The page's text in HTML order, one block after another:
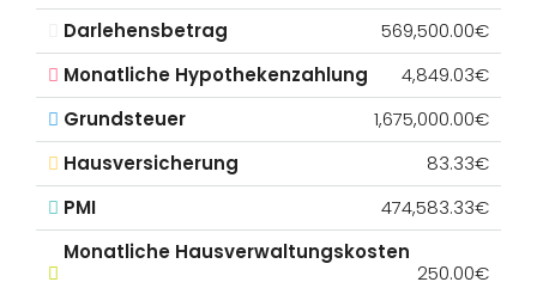
Darlehensbetrag
569,500.00€
Monatliche Hypothekenzahlung
4,849.03€
Grundsteuer
1,675,000.00€
Hausversicherung
83.33€
PMI
474,583.33€
Monatliche Hausverwaltungskosten
250.00€